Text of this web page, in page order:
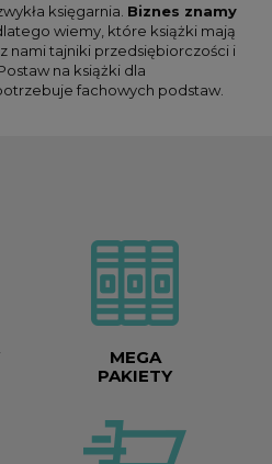
księgarnia. Biznes znamy
dlatego wiemy, które książki mają
nami tajniki przedsiębiorczości i
na książki dla
fachowych podstaw.
MEGA
PAKIETY